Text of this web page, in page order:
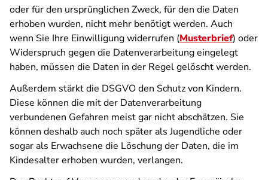
oder für den ursprünglichen Zweck, für den die Daten
erhoben wurden, nicht mehr benötigt werden. Auch
wenn Sie Ihre Einwilligung widerrufen (Musterbrief) oder
Widerspruch gegen die Datenverarbeitung eingelegt
haben, müssen die Daten in der Regel gelöscht werden.
Außerdem stärkt die DSGVO den Schutz von Kindern.
Diese können die mit der Datenverarbeitung
verbundenen Gefahren meist gar nicht abschätzen. Sie
können deshalb auch noch später als Jugendliche oder
sogar als Erwachsene die Löschung der Daten, die im
Kindesalter erhoben wurden, verlangen.